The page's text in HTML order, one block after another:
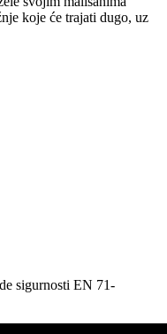
koje će trajati dugo, uz
sigurnosti EN 71-